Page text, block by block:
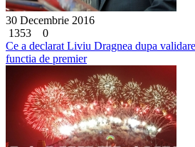
30 Decembrie 2016
1353
0
Ce a declarat Liviu Dragnea dupa
functia de premier